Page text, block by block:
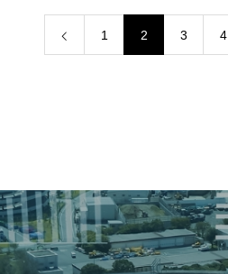
1 2 3 4